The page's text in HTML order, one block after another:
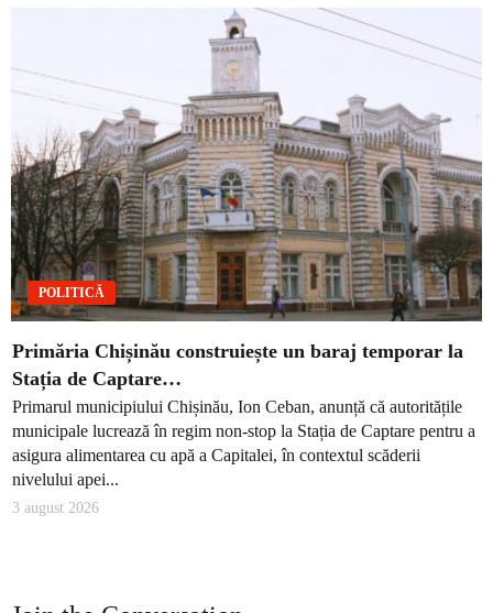
POLITICĂ
Primăria Chișinău construiește un baraj temporar la
Stația de Captare…
Primarul municipiului Chișinău, Ion Ceban, anunță că autoritățile
municipale lucrează în regim non-stop la Stația de Captare pentru a
asigura alimentarea cu apă a Capitalei, în contextul scăderii
nivelului apei...
3 august 2026